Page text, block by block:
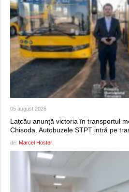
05 august 2026
Lațcău anunță victoria în transportul
Chișoda. Autobuzele STPT intră pe
de: Marcel Hoster